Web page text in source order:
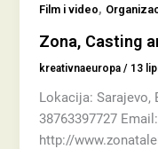
Film i video,
Zona, Casting
kreativnaeuropa/ 13
Lokacija: Sarajevo,
38763397727
http://